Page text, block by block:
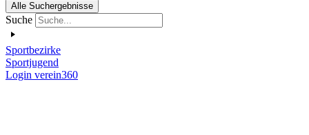
Alle Suchergebnisse
Suche
Sportbezirke
Sportjugend
Login verein360